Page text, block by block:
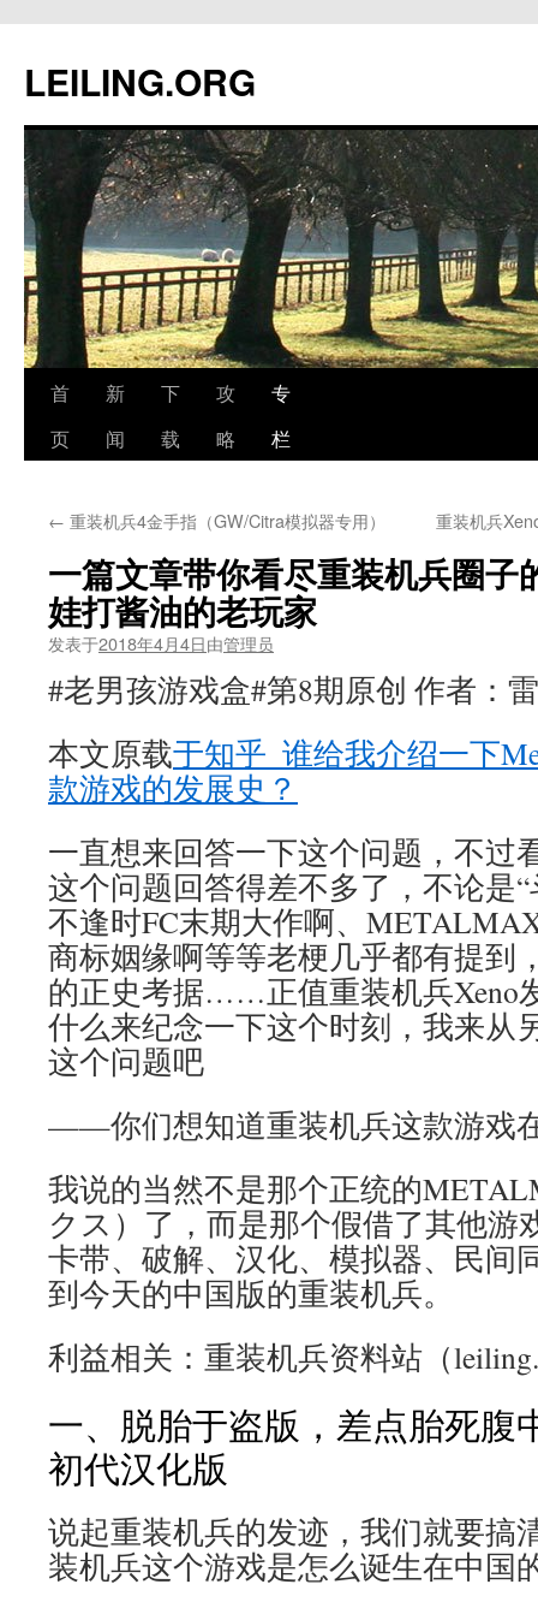
文
LEILING.ORG
首
页
新
闻
下
载
攻
略
专
栏
← 重装机兵4金手指（GW/Citra模拟器专用） 重装机兵
一篇文章带你看尽重装机兵圈子
娃打酱油的老玩家
发表于2018年4月4日由管理员
#老男孩游戏盒#第8期原创 作者：
本文原载于知乎_谁给我介绍一下
款游戏的发展史？
一直想来回答一下这个问题，不过
这个问题回答得差不多了，不论是
不逢时FC末期大作啊、
商标姻缘啊等等老梗几乎都有提到
的正史考据……正值重装机兵Xeno
什么来纪念一下这个时刻，我来从
这个问题吧
——你们想知道重装机兵这款游戏
我说的当然不是那个正统的
クス）了，而是那个假借了其他游
卡带、破解、汉化、模拟器、民间
到今天的中国版的重装机兵。
利益相关：重装机兵资料站（
一、脱胎于盗版，差点胎死腹
初代汉化版
说起重装机兵的发迹，我们就要搞
装机兵这个游戏是怎么诞生在中国